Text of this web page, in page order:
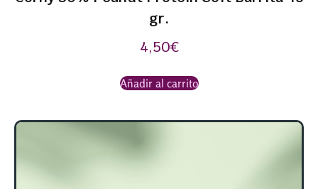
gr.
4,50€
Añadir al carrito